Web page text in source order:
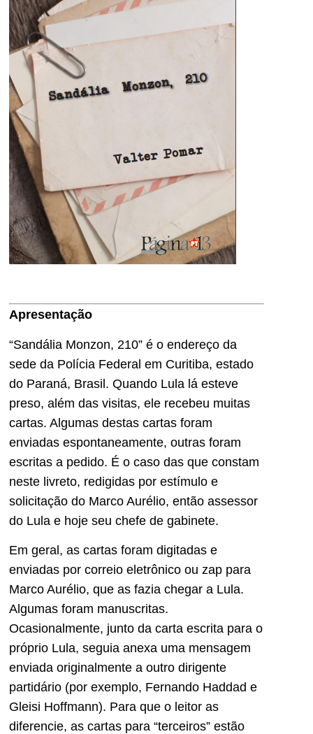
Apresentação
“Sandália Monzon, 210” é o endereço da
sede da Polícia Federal em Curitiba, estado
do Paraná, Brasil. Quando Lula lá esteve
preso, além das visitas, ele recebeu muitas
cartas. Algumas destas cartas foram
enviadas espontaneamente, outras foram
escritas a pedido. É o caso das que constam
neste livreto, redigidas por estímulo e
solicitação do Marco Aurélio, então assessor
do Lula e hoje seu chefe de gabinete.
Em geral, as cartas foram digitadas e
enviadas por correio eletrônico ou zap para
Marco Aurélio, que as fazia chegar a Lula.
Algumas foram manuscritas.
Ocasionalmente, junto da carta escrita para o
próprio Lula, seguia anexa uma mensagem
enviada originalmente a outro dirigente
partidário (por exemplo, Fernando Haddad e
Gleisi Hoffmann). Para que o leitor as
diferencie, as cartas para “terceiros” estão